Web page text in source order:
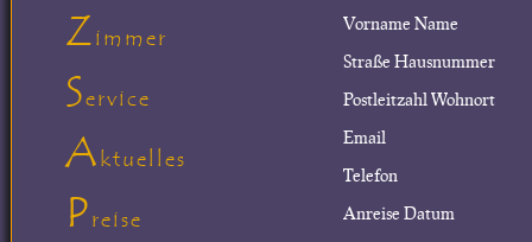
Vorname Name
Straße Hausnummer
Postleitzahl Wohnort
Email
Telefon
Anreise Datum
Zimmer
Service
Aktuelles
Preise